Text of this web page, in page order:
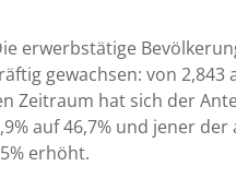
erwerbstätige
gewachsen: von
Zeitraum hat sich der
auf 46,7% und jener
erhöht.